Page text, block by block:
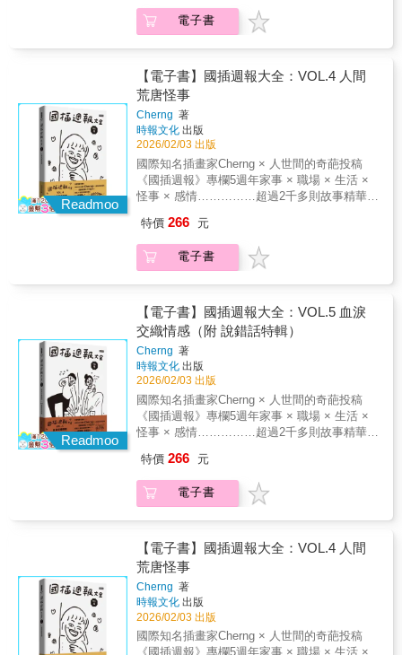
這本書可以獲得一絲心靈上的平衡。
證Cherng這些年嘔心瀝血、畫到發瘋的創作心
路，是他與人世間的奇葩投稿所締結的一段良
緣火花，也是屬於你與我之間的共同記憶，非
《國插週報大全》第3冊：「生活奇形怪狀」～
◢◢◢ VOL.3 生活奇形怪狀生活上的荒謬事已
多到不可備載……………人類竟然能做出這麼
多荒唐事（既然我們都不得不參與這場演出，
不如就坐在觀眾席，欣賞人們到底可以多失
控。）這本集結了大家在生活裡的各種奇妙小
故事。從大眾運輸上的奇人異事、網購踩雷的
崩潰瞬間，到被自己笨到嚇到的蠢事。看完你
這麼多荒唐事。這本書無法提升你的生活品
翻翻這些古怪事蹟可得到一點精神救贖。
× 職場 × 生活 × 怪事 × 感情 奇聞怪事代表作
有句話這樣說：「週日看國師週一看國插」。
的「集體療癒儀式」。各種荒誕的、爆笑的、
詭異的讀者投稿故事，經由作者Cherng aka國
插手中畫筆的巧妙轉化下，變身成一齣齣讓人
看著看著就笑了的「人間怪奇圖文集錦」，更
是我們每個人和國插一起完成的荒謬史。《國
插週報大全》是《國插週報》專欄5年以來的精
華集結，從超過2千多則故事投稿之中，精選出
5大爆笑主題，本本都精采絕倫：1 「奇葩家庭
百態」2 「職場腥風血雨」3 「生活奇形怪狀」
4 「人間荒唐怪事」5 「血淚交織情感」（附
畫圖文，除了見證Cherng這些年嘔心瀝血、畫
到發瘋的創作心路，是他與人世間的奇葩投稿
所締結的一段良緣火花，也是屬於你與我之間
服用（？本書為《國插週報大全》第5冊：「血
淚交織情感」（附 說錯話特輯）～◢◢◢
VOL.5 血淚交織情感（附 說錯話特輯）戀愛與
煉獄只有一線之隔……………小心不要變成題
材，世人取笑的對象。（人們為了談戀愛所做
的蠢事，精彩到想出一本書--已經出了。）這本
網羅了各式情路的峰迴路轉。有驚世駭俗的媽
寶行徑、來自地獄的奇葩前任、交友軟體上的
刻。這本書無法教你談戀愛，只求你看看這些
的對象。另外，本集還特別收錄《國插週報》
經典單元「說錯話特輯」，不用多說，請好好
享受。
電子書
Readmoo
【電子書】國插週報大全：VOL.4 人間
荒唐怪事
Cherng 著
時報文化 出版
2026/02/03 出版
國際知名插畫家Cherng × 人世間的奇葩投稿
《國插週報》專欄5週年家事 × 職場 × 生活 ×
怪事 × 感情……………超過2千多則故事精華集
「人間荒唐怪事」～■ 家事 × 職場 × 生活 × 怪
事 × 感情 奇聞怪事代表作有句話這樣說：「週
日看國師週一看國插」。《國插週報》自2020
式」。各種荒誕的、爆笑的、詭異的讀者投稿
故事，經由作者Cherng aka國插手中畫筆的巧
妙轉化下，變身成一齣齣讓人看著看著就笑了
的「人間怪奇圖文集錦」，更是我們每個人和
國插一起完成的荒謬史。《國插週報大全》是
《國插週報》專欄5年以來的精華集結，從超過
2千多則故事投稿之中，精選出5大爆笑主題，
本本都精采絕倫：1 「奇葩家庭百態」2 「職場
腥風血雨」3 「生活奇形怪狀」4 「人間荒唐怪
事」5 「血淚交織情感」（附 說錯話特輯）全
證Cherng這些年嘔心瀝血、畫到發瘋的創作心
路，是他與人世間的奇葩投稿所締結的一段良
緣火花，也是屬於你與我之間的共同記憶，非
《國插週報大全》第4冊：「人間荒唐怪事」～
◢◢◢ VOL.4 人間荒唐怪事原來這世間怪人這
麼多啊……………希望大家停止做出犯罪行為
～（只要你還活在這個人世間，就注定要跟各
種奇形怪狀的人類交手。）這本紀錄了人與人
的各種災情。從令人髮指的房東與室友、出國
旅行才看清真面目的雷旅伴，到那些收到會想
特價 266 元
電子書
Readmoo
【電子書】國插週報大全：VOL.5 血淚
交織情感（附 說錯話特輯）
Cherng 著
時報文化 出版
2026/02/03 出版
國際知名插畫家Cherng × 人世間的奇葩投稿
《國插週報》專欄5週年家事 × 職場 × 生活 ×
怪事 × 感情……………超過2千多則故事精華集
「血淚交織情感」（附 說錯話特輯）～■ 家事
× 職場 × 生活 × 怪事 × 感情 奇聞怪事代表作
有句話這樣說：「週日看國師週一看國插」。
的「集體療癒儀式」。各種荒誕的、爆笑的、
詭異的讀者投稿故事，經由作者Cherng aka國
插手中畫筆的巧妙轉化下，變身成一齣齣讓人
看著看著就笑了的「人間怪奇圖文集錦」，更
是我們每個人和國插一起完成的荒謬史。《國
插週報大全》是《國插週報》專欄5年以來的精
華集結，從超過2千多則故事投稿之中，精選出
特價 266 元
電子書
【電子書】國插週報大全：VOL.4 人間
荒唐怪事
Cherng 著
時報文化 出版
2026/02/03 出版
國際知名插畫家Cherng × 人世間的奇葩投稿
《國插週報》專欄5週年家事 × 職場 × 生活 ×